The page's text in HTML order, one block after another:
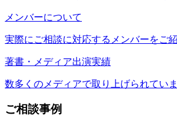
メンバーについて
実際にご相談に対応するメンバーをご
著書・メディア出演実績
数多くのメディアで取り上げられてい
ご相談事例